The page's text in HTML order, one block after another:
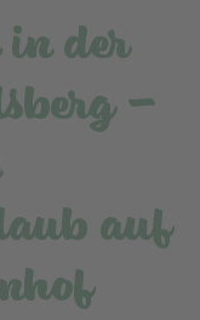
der
-
auf